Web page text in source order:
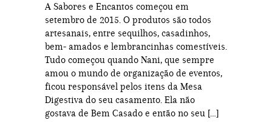
A Sabores e Encantos começou em
setembro de 2015. O produtos são todos
artesanais, entre sequilhos, casadinhos,
bem- amados e lembrancinhas comestíveis.
Tudo começou quando Nani, que sempre
amou o mundo de organização de eventos,
ficou responsável pelos itens da Mesa
Digestiva do seu casamento. Ela não
gostava de Bem Casado e então no seu […]